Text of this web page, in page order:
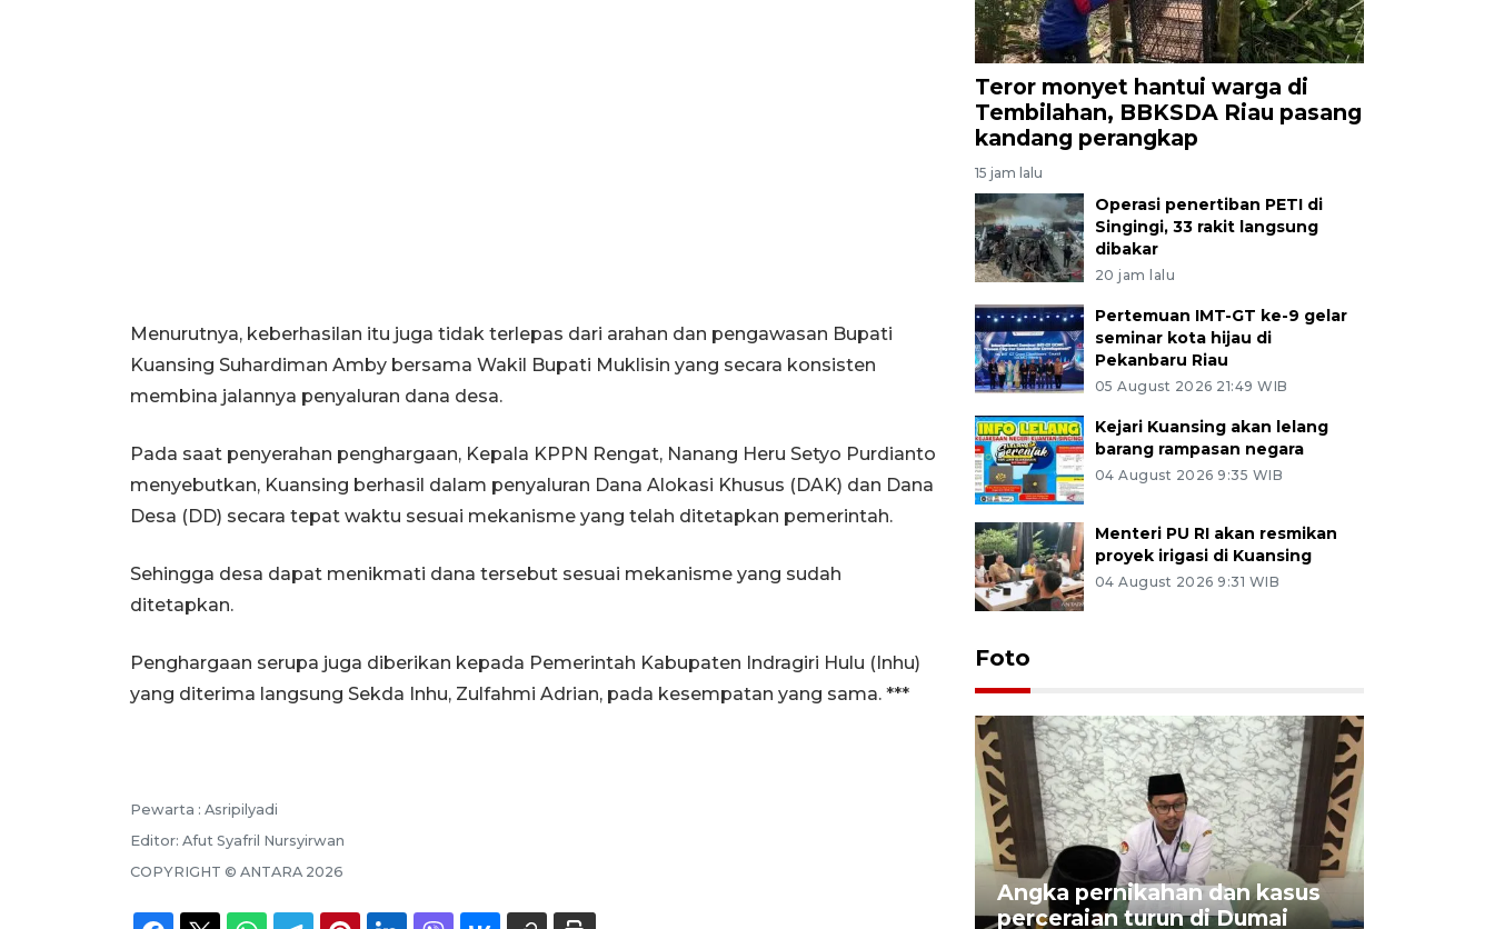
Menurutnya, keberhasilan itu juga tidak terlepas dari arahan dan pengawasan Bupati
Kuansing Suhardiman Amby bersama Wakil Bupati Muklisin yang secara konsisten
membina jalannya penyaluran dana desa.
Pada saat penyerahan penghargaan, Kepala KPPN Rengat, Nanang Heru Setyo Purdianto
menyebutkan, Kuansing berhasil dalam penyaluran Dana Alokasi Khusus (DAK) dan Dana
Desa (DD) secara tepat waktu sesuai mekanisme yang telah ditetapkan pemerintah.
Sehingga desa dapat menikmati dana tersebut sesuai mekanisme yang sudah
ditetapkan.
Penghargaan serupa juga diberikan kepada Pemerintah Kabupaten Indragiri Hulu (Inhu)
yang diterima langsung Sekda Inhu, Zulfahmi Adrian, pada kesempatan yang sama. ***
Pewarta : Asripilyadi
Editor: Afut Syafril Nursyirwan
COPYRIGHT © ANTARA 2026
Teror monyet hantui warga di
Tembilahan, BBKSDA Riau pasang
kandang perangkap
15 jam lalu
Operasi penertiban PETI di
Singingi, 33 rakit langsung
dibakar
20 jam lalu
Pertemuan IMT-GT ke-9 gelar
seminar kota hijau di
Pekanbaru Riau
05 August 2026 21:49 WIB
Kejari Kuansing akan lelang
barang rampasan negara
04 August 2026 9:35 WIB
Menteri PU RI akan resmikan
proyek irigasi di Kuansing
04 August 2026 9:31 WIB
Foto
Angka pernikahan dan kasus
perceraian turun di Dumai